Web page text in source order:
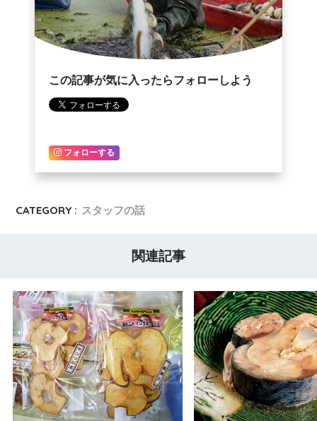
この記事が気に入ったらフォローしよう
フォローする
CATEGORY : スタッフの話
関連記事